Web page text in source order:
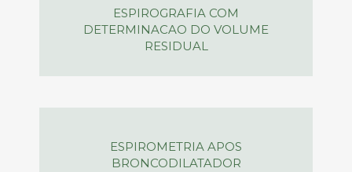
ESPIROGRAFIA COM
DETERMINACAO DO VOLUME
RESIDUAL
ESPIROMETRIA APOS
BRONCODILATADOR